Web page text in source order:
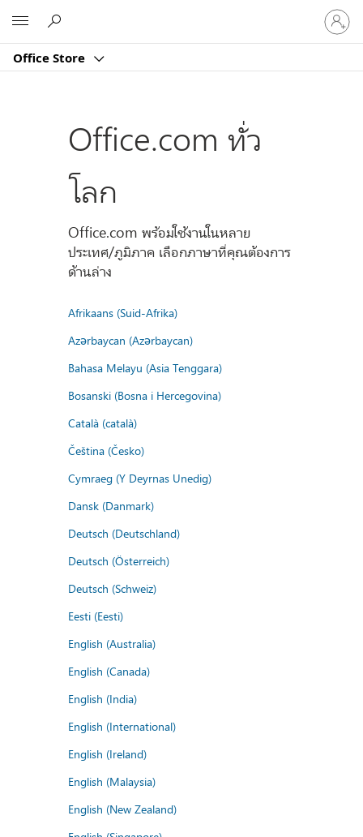
Office Store
ลงชื่อ
เข้า
บัญชี
Office.com ทั่ว
โลก
Office.com พร้อมใช้งานในหลาย
ประเทศ/ภูมิภาค เลือกภาษาที่คุณต้องการ
ด้านล่าง
Afrikaans (Suid-Afrika)
Azərbaycan (Azərbaycan)
Bahasa Melayu (Asia Tenggara)
Bosanski (Bosna i Hercegovina)
Català (català)
Čeština (Česko)
Cymraeg (Y Deyrnas Unedig)
Dansk (Danmark)
Deutsch (Deutschland)
Deutsch (Österreich)
Deutsch (Schweiz)
Eesti (Eesti)
English (Australia)
English (Canada)
English (India)
English (International)
English (Ireland)
English (Malaysia)
English (New Zealand)